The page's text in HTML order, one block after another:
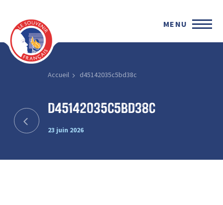
MENU
Accueil d45142035c5bd38c
d45142035c5bd38c
23 juin 2026